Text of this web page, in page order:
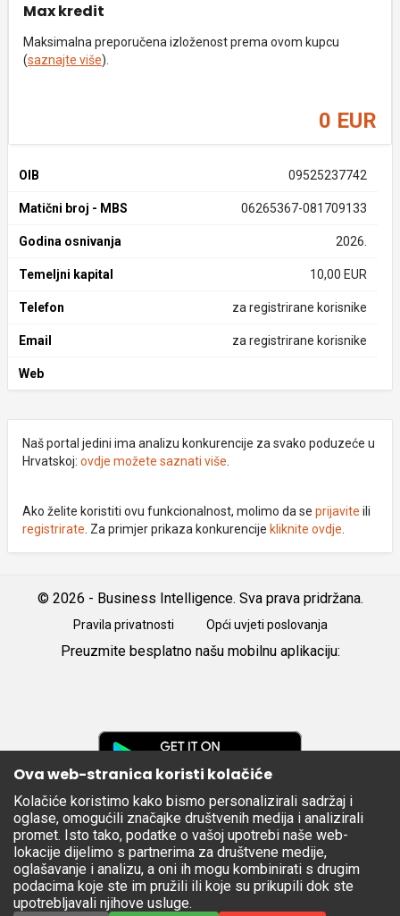
Max kredit
Maksimalna preporučena izloženost prema ovom kupcu
(saznajte više).
0 EUR
OIB 09525237742
Matični broj - MBS 06265367-081709133
Godina osnivanja 2026.
Temeljni kapital 10,00 EUR
Telefon za registrirane korisnike
Email za registrirane korisnike
Web
Naš portal jedini ima analizu konkurencije za svako poduzeće u
Hrvatskoj: ovdje možete saznati više
Ako želite koristiti ovu funkcionalnost, molimo da se prijavite ili
registrirate . Za primjer prikaza konkurencije kliknite ovdje
© 2026 - Business Intelligence. Sva prava pridržana.
Pravila privatnosti Opći uvjeti poslovanja
Preuzmite besplatno našu mobilnu aplikaciju:
Apple
Store
Ova web-stranica koristi kolačiće
Kolačiće koristimo kako bismo personalizirali sadržaj i
oglase, omogućili značajke društvenih medija i analizirali
promet. Isto tako, podatke o vašoj upotrebi naše web-
lokacije dijelimo s partnerima za društvene medije,
oglašavanje i analizu, a oni ih mogu kombinirati s drugim
podacima koje ste im pružili ili koje su prikupili dok ste
upotrebljavali njihove usluge.